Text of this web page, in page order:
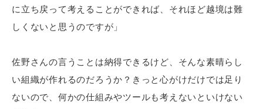
に立ち戻って考えることができれば、それほど越境は難
しくないと思うのですが」
佐野さんの言うことは納得できるけど、そんな素晴らし
い組織が作れるのだろうか？きっと心がけだけでは足り
ないので、何かの仕組みやツールも考えないといけない